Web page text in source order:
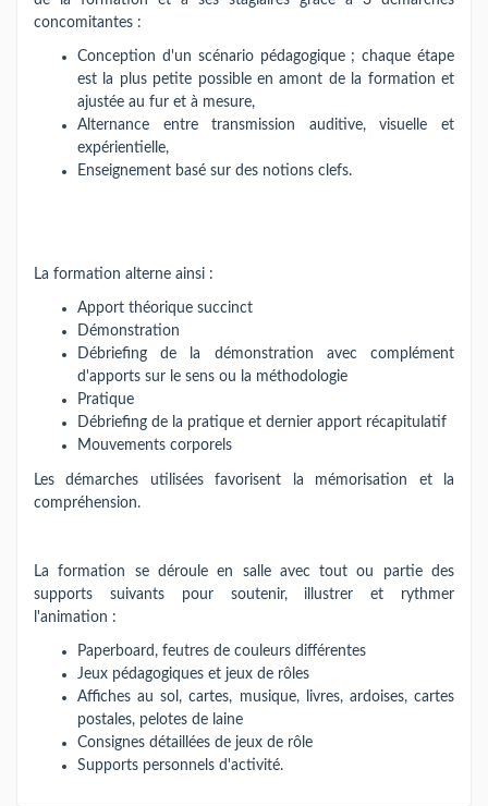
concomitantes :
Conception d'un scénario pédagogique ; chaque étape
est la plus petite possible en amont de la formation et
ajustée au fur et à mesure,
Alternance entre transmission auditive, visuelle et
expérientielle,
Enseignement basé sur des notions clefs.
La formation alterne ainsi :
Apport théorique succinct
Démonstration
Débriefing de la démonstration avec complément
d'apports sur le sens ou la méthodologie
Pratique
Débriefing de la pratique et dernier apport récapitulatif
Mouvements corporels
Les démarches utilisées favorisent la mémorisation et la
compréhension.
La formation se déroule en salle avec tout ou partie des
supports suivants pour soutenir, illustrer et rythmer
l'animation :
Paperboard, feutres de couleurs différentes
Jeux pédagogiques et jeux de rôles
Affiches au sol, cartes, musique, livres, ardoises, cartes
postales, pelotes de laine
Consignes détaillées de jeux de rôle
Supports personnels d'activité.